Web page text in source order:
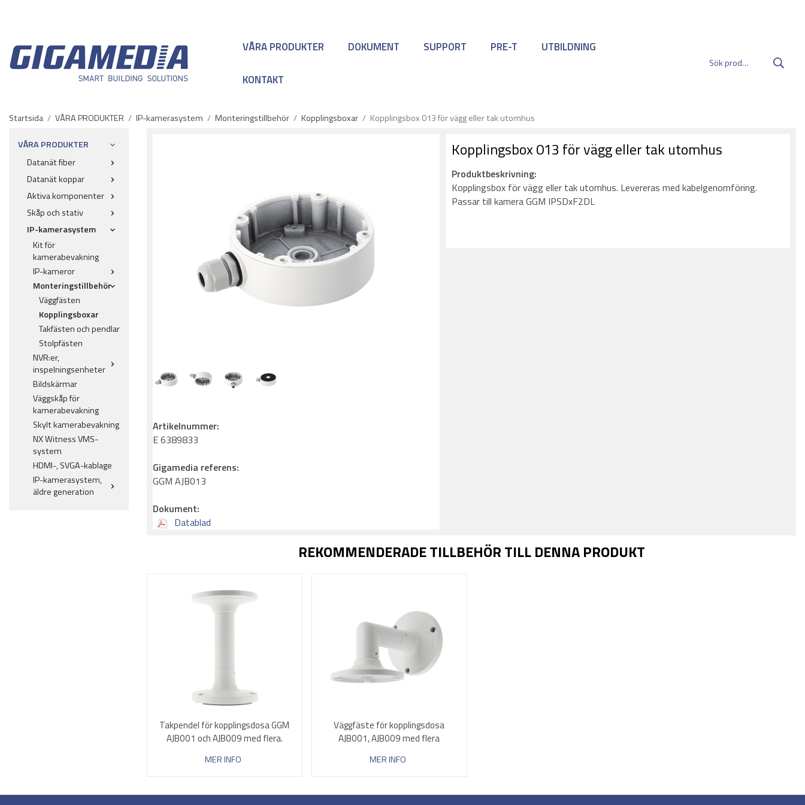
VÅRA PRODUKTER DOKUMENT SUPPORT PRE-T UTBILDNING
KONTAKT
Startsida / VÅRA PRODUKTER / IP-kamerasystem / Monteringstillbehör / Kopplingsboxar / Kopplingsbox 013 för vägg eller tak utomhus
VÅRA PRODUKTER
Datanät fiber
Datanät koppar
Aktiva komponenter
Skåp och stativ
IP-kamerasystem
Kit för
kamerabevakning
IP-kameror
Monteringstillbehör
Väggfästen
Kopplingsboxar
Takfästen och pendlar
Stolpfästen
NVR:er,
inspelningsenheter
Bildskärmar
Väggskåp för
kamerabevakning
Skylt kamerabevakning
NX Witness VMS-
system
HDMI-, SVGA-kablage
IP-kamerasystem,
äldre generation
Kopplingsbox 013 för vägg eller tak utomhus
Produktbeskrivning:
Kopplingsbox för vägg eller tak utomhus. Levereras med kabelgenomföring.
Passar till kamera GGM IPSDxF2DL
Artikelnummer:
E 6389833
Gigamedia referens:
GGM AJB013
Dokument:
Datablad
REKOMMENDERADE TILLBEHÖR TILL DENNA PRODUKT
Takpendel för kopplingsdosa GGM
AJB001 och AJB009 med flera.
MER INFO
Väggfäste för kopplingsdosa
AJB001, AJB009 med flera
MER INFO